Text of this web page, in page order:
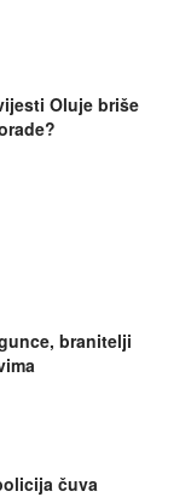
Oluje briše
branitelji
čuva